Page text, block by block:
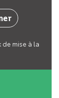
mise à la